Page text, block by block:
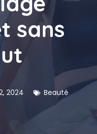
sans
2024 Beauté